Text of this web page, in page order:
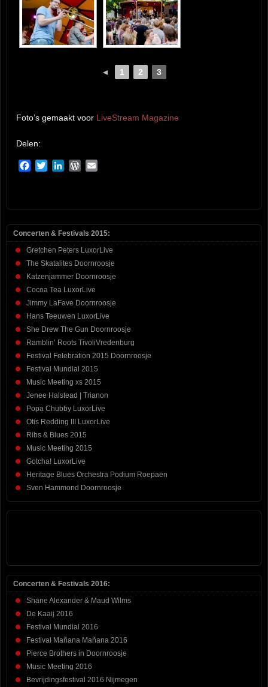
◄ 1 2 3
Foto’s gemaakt voor LiveStream Magazine
Delen:
Facebook
TwitterLinkedInWordPress
Concerten & Festivals 2015:
Gretchen Peters LuxorLive
The Skatalites Doornroosje
Katzenjammer Doornroosje
Cocoa Tea LuxorLive
Jimmy LaFave Doornroosje
Hans Teeuwen LuxorLive
She Drew The Gun Doornroosje
Ramblin’ Roots TivoliVredenburg
Festival Felebration 2015 Doornroosje
Festival Mundial 2015
Music Meeting xs 2015
Jenee Halstead | Trianon
Popa Chubby LuxorLive
Otis Redding III LuxorLive
Ribs & Blues 2015
Music Meeting 2015
Gotcha! LuxorLive
Heritage Blues Orchestra Podium Roepaen
Sven Hammond Doornroosje
Concerten & Festivals 2016:
Shane Alexander & Maud Wilms
De Kaaij 2016
Festival Mundial 2016
Festival Mañana Mañana 2016
Pierce Brothers in Doornroosje
Music Meeting 2016
Bevrijdingsfestival 2016 Nijmegen